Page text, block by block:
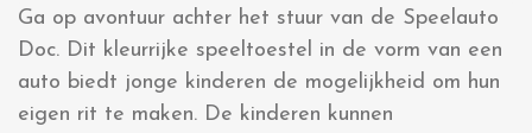
Ga op avontuur achter het stuur van de Speelauto
Doc. Dit kleurrijke speeltoestel in de vorm van een
auto biedt jonge kinderen de mogelijkheid om hun
eigen rit te maken. De kinderen kunnen